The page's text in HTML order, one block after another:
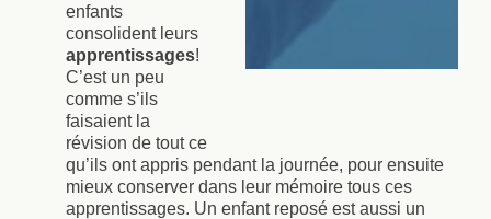
enfants
consolident leurs
apprentissages!
C’est un peu
comme s’ils
faisaient la
révision de tout ce
qu’ils ont appris pendant la journée, pour ensuite
mieux conserver dans leur mémoire tous ces
apprentissages. Un enfant reposé est aussi un